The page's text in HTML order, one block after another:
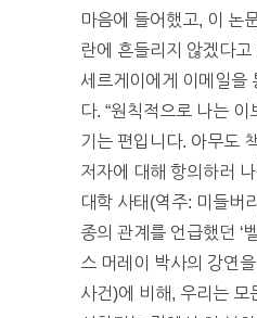
마음에 들어했고, 이 논
란에 흔들리지 않겠다
세르게이에게 이메일을
다. “원칙적으로 나는
기는 편입니다. 아무도
저자에 대해 항의하러
대학 사태(역주: 미들버
종의 관계를 언급했던 ‘
스 머레이 박사의 강연
사건)에 비해, 우리는 모